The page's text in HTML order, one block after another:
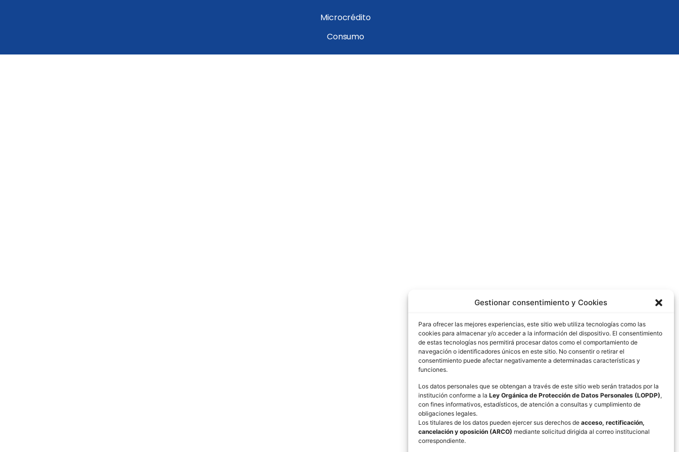
Gestionar consentimiento y Cookies
Para ofrecer las mejores experiencias, este sitio web utiliza tecnologías como las
cookies para almacenar y/o acceder a la información del dispositivo. El consentimiento
de estas tecnologías nos permitirá procesar datos como el comportamiento de
navegación o identificadores únicos en este sitio. No consentir o retirar el
consentimiento puede afectar negativamente a determinadas características y
funciones.
Los datos personales que se obtengan a través de este sitio web serán tratados por la
institución conforme a la Ley Orgánica de Protección de Datos Personales (LOPDP),
con fines informativos, estadísticos, de atención a consultas y cumplimiento de
obligaciones legales.
Los titulares de los datos pueden ejercer sus derechos de acceso, rectificación,
cancelación y oposición (ARCO) mediante solicitud dirigida al correo institucional
correspondiente.
Microcrédito
Consumo